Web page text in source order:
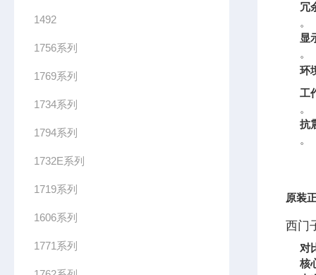
1492
1756系列
1769系列
1734系列
1794系列
1732E系列
1719系列
1606系列
1771系列
冗
。
显
。
环
工
。
抗
。
原装
西门
对
核